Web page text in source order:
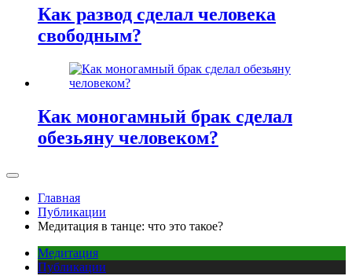
Как развод сделал человека
свободным?
Как моногамный брак сделал
обезьяну человеком?
Главная
Публикации
Медитация в танце: что это такое?
Медитация
Публикации